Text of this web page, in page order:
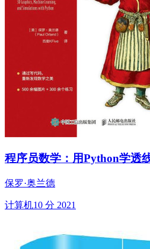
程序员数学：用Python学透
保罗·奥兰德
计算机10 分 2021